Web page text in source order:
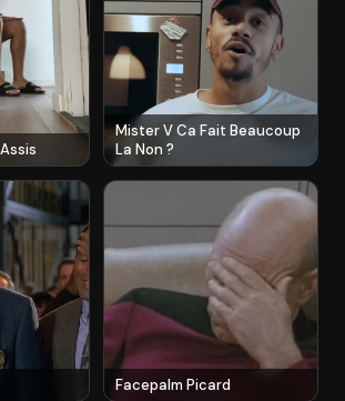
Mister V Ca Fait Beaucoup
La Non ?
Facepalm Picard